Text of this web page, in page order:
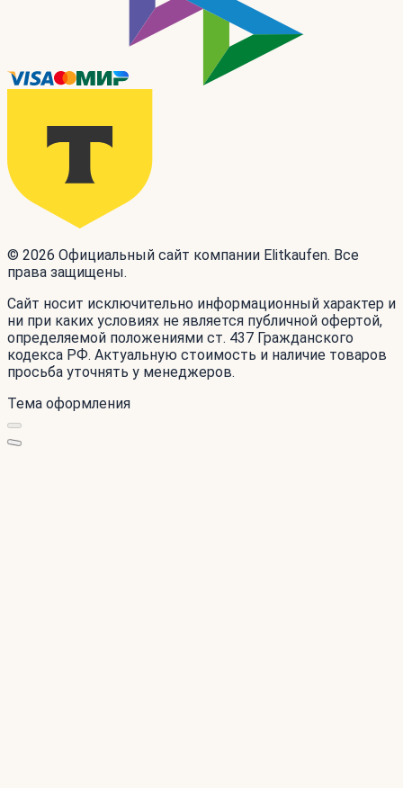
© 2026 Официальный сайт компании Elitkaufen. Все
права защищены.
Сайт носит исключительно информационный характер и
ни при каких условиях не является публичной офертой,
определяемой положениями ст. 437 Гражданского
кодекса РФ. Актуальную стоимость и наличие товаров
просьба уточнять у менеджеров.
Тема оформления